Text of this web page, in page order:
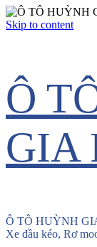
Skip to content
Ô
GIA
Ô TÔ HUỲNH
Xe đầu kéo, Rơ